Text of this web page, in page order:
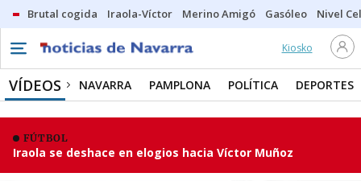
Brutal cogida Iraola-Víctor Merino Amigó Gasóleo Nivel
Kiosko
VÍDEOS NAVARRA PAMPLONA POLÍTICA DEPORTES
FÚTBOL
Iraola se deshace en elogios hacia Víctor Muñoz